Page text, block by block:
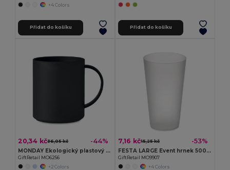
+4 Colors
Přidat do košíku Přidat do košíku
20,34 kč36,05 kč -44%
MONDAY Ekologický plastový hrnek 300 ml
GiftRetail MO6256
+2 Colors
7,16 kč15,25 kč -53%
FESTA LARGE Event hrnek 500ml
GiftRetail MO9907
+4 Colors